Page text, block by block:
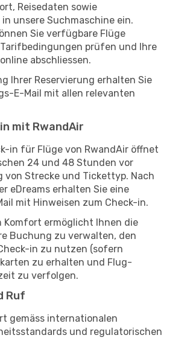
Reisedaten sowie
unsere Suchmaschine ein.
Sie verfügbare Flüge
prüfen und Ihre
abschliessen.
Ihrer Reservierung erhalten Sie
E-Mail mit allen relevanten
mit RwandAir
in für Flüge von RwandAir öffnet
24 und 48 Stunden vor
von Strecke und Tickettyp. Nach
eDreams erhalten Sie eine
mit Hinweisen zum Check-in.
Komfort ermöglicht Ihnen die
Buchung zu verwalten, den
in zu nutzen (sofern
zu erhalten und Flug-
zu verfolgen.
Ruf
gemäss internationalen
und regulatorischen